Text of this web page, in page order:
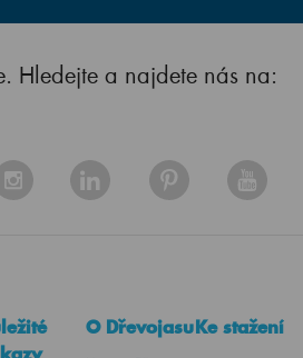
Hledejte a najdete nás na:
O DřevojasuKe stažení